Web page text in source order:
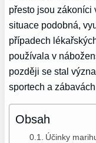
přesto jsou zákoníci
situace podobná,
případech
používala v
později se stal
sportech a
Obsah
Účinky